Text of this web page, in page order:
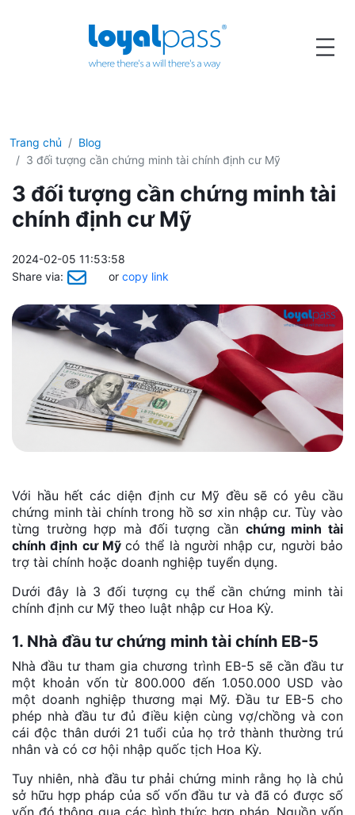
Trang chủ
Blog
3 đối tượng cần chứng minh tài chính định cư Mỹ
3 đối tượng cần chứng minh tài
chính định cư Mỹ
2024-02-05 11:53:58
Share via:
or copy link
Với hầu hết các diện định cư Mỹ đều sẽ có yêu cầu
chứng minh tài chính trong hồ sơ xin nhập cư. Tùy vào
từng trường hợp mà đối tượng cần chứng minh tài
chính định cư Mỹcó thể là người nhập cư, người bảo
trợ tài chính hoặc doanh nghiệp tuyển dụng.
Dưới đây là 3 đối tượng cụ thể cần chứng minh tài
chính định cư Mỹ theo luật nhập cư Hoa Kỳ.
1. Nhà đầu tư chứng minh tài chính EB-5
Nhà đầu tư tham gia chương trình EB-5 sẽ cần đầu tư
một khoản vốn từ 800.000 đến 1.050.000 USD vào
một doanh nghiệp thương mại Mỹ. Đầu tư EB-5 cho
phép nhà đầu tư đủ điều kiện cùng vợ/chồng và con
cái độc thân dưới 21 tuổi của họ trở thành thường trú
nhân và có cơ hội nhập quốc tịch Hoa Kỳ.
Tuy nhiên, nhà đầu tư phải chứng minh rằng họ là chủ
sở hữu hợp pháp của số vốn đầu tư và đã có được số
vốn đó thông qua các hình thức hợp pháp. Nguồn vốn